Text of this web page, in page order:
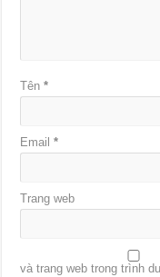
Tên*
Email*
Trang web
và trang web trong trình